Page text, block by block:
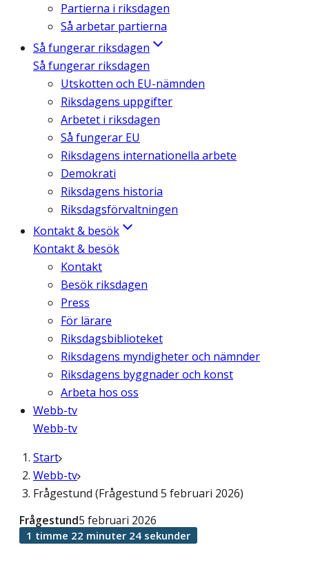
Partierna i riksdagen
Så arbetar partierna
Så fungerar riksdagen
Så fungerar riksdagen
Utskotten och EU-nämnden
Riksdagens uppgifter
Arbetet i riksdagen
Så fungerar EU
Riksdagens internationella arbete
Demokrati
Riksdagens historia
Riksdagsförvaltningen
Kontakt & besök
Kontakt & besök
Kontakt
Besök riksdagen
Press
För lärare
Riksdagsbiblioteket
Riksdagens myndigheter och nämnder
Riksdagens byggnader och konst
Arbeta hos oss
Webb-tv
Webb-tv
Start
Webb-tv
Frågestund (Frågestund 5 februari 2026)
Frågestund5 februari 2026
1 timme 22 minuter 24 sekunder